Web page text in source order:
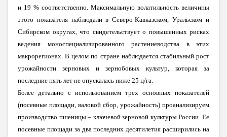
и 19 % соответственно. Максимальную волатильность величины
этого показателя наблюдали в Северо-Кавказском, Уральском и
Сибирском округах, что свидетельствует о повышенных рисках
ведения моноспециализированного растениеводства в этих
макрорегионах.В целом по стране наблюдается стабильный рост
урожайности зерновых и зернобовых культур, которая за
последние пять лет не опускалась ниже 25 ц/га.
Более детально с использованием трех основных показателей
(посевные площади, валовой сбор, урожайность) проанализируем
производство пшеницы – ключевой зерновой культуры России. Ее
посевные площади за два последних десятилетия расширились на